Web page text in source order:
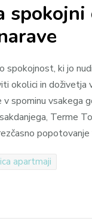
spokojnost, ki jo
okolici in doživetja
v spominu vsakega
Terme
popotovanje
apartmaji